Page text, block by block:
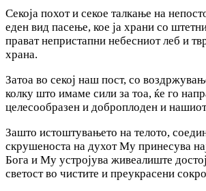
Секоја похот и секое талкање на
еден вид пасење, кое ја храни со
прават непристапни небесниот леб и
храна.
Затоа во секој наш пост, со
колку што имаме сили за тоа, ќе го
целесообразен и доброплоден и нашиот
Зашто истоштувањето на телото,
скрушеноста на духот Му принесува
Бога и Му устројува живеалиште
светост во чистите и преукрасени